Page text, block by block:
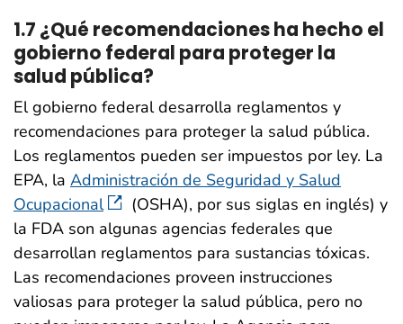
1.7 ¿Qué recomendaciones ha hecho el
gobierno federal para proteger la
salud pública?
El gobierno federal desarrolla reglamentos y
recomendaciones para proteger la salud pública.
Los reglamentos pueden ser impuestos por ley. La
EPA, la Administración de Seguridad y Salud
Ocupacional
(OSHA), por sus siglas en inglés) y
la FDA son algunas agencias federales que
desarrollan reglamentos para sustancias tóxicas.
Las recomendaciones proveen instrucciones
valiosas para proteger la salud pública, pero no